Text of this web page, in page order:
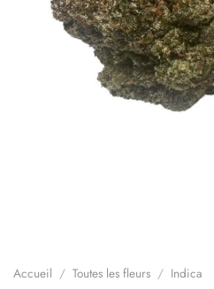
Accueil / Toutes les fleurs / Indica